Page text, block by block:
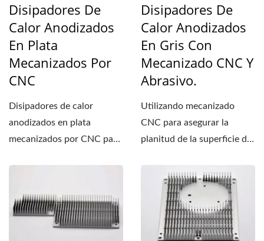
Disipadores De
Calor Anodizados
En Plata
Mecanizados Por
CNC
Disipadores de calor
anodizados en plata
mecanizados por CNC para
Disipadores De
Calor Anodizados
En Gris Con
Mecanizado CNC Y
Abrasivo.
Utilizando mecanizado
CNC para asegurar la
planitud de la superficie de